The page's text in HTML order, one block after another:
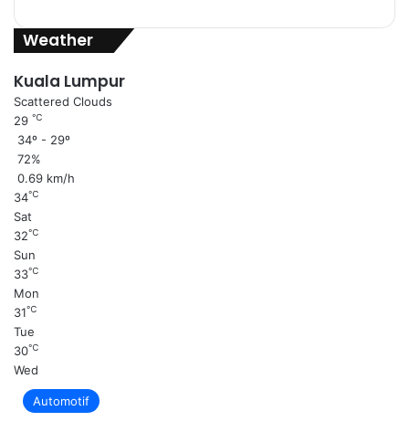
Weather
Kuala Lumpur
Scattered Clouds
29 ℃
34º - 29º
72%
0.69 km/h
34℃
Sat
32℃
Sun
33℃
Mon
31℃
Tue
30℃
Wed
Automotif